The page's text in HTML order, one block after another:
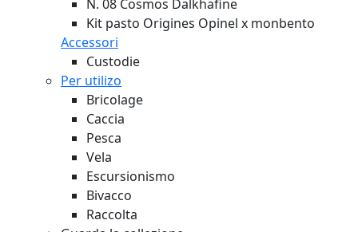
N. 08 Cosmos Dalkhafine
Kit pasto Origines Opinel x monbento
Accessori
Custodie
Per utilizo
Bricolage
Caccia
Pesca
Vela
Escursionismo
Bivacco
Raccolta